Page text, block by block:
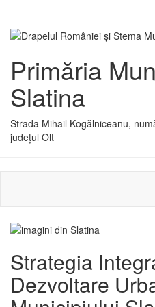
Primăria
Slatina
Strada Mihail Kogălniceanu,
județul Olt
Strategia
Dezvoltare